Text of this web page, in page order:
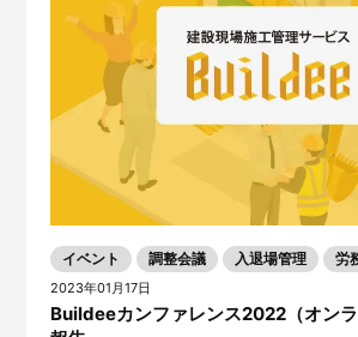
イベント 調整会議 入退場管理 労
2023年01月17日
Buildeeカンファレンス2022（オン